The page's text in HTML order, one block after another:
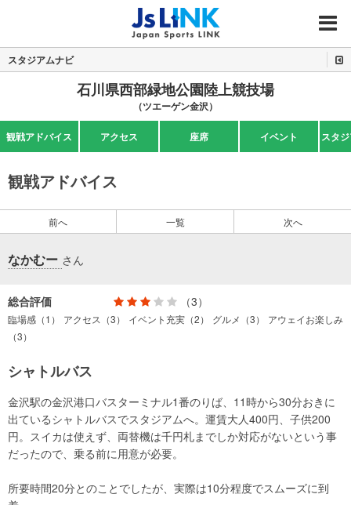
MENU
スタジアムナビ
石川県西部緑地公園陸上競技場
（ツエーゲン金沢）
観戦アドバイス アクセス 座席 イベント スタ
観戦アドバイス
前へ 一覧 次へ
なかむー さん
総合評価 （3）
臨場感（1） アクセス（3） イベント充実（2） グルメ（3）
アウェイお楽しみ
（3）
シャトルバス
金沢駅の金沢港口バスターミナル1番のりば、11時から30分おきに
出ているシャトルバスでスタジアムへ。運賃大人400円、子供200
円。スイカは使えず、両替機は千円札までしか対応がないという事
だったので、乗る前に用意が必要。
所要時間20分とのことでしたが、実際は10分程度でスムーズに到